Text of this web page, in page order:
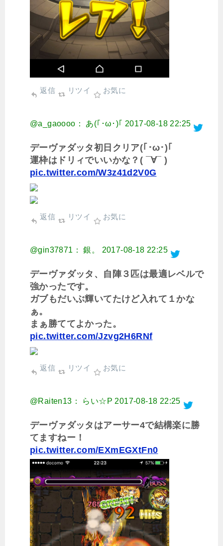
返信 リツイ お気に
@a_gaoooo： あ(｢･ω･)｢ 2017-08-18 22:25
デーヴァダッタ初日クリア(｢･ω･)｢
運枠はドリィでいいかな？( ¯∀¯ )
pic.twitter.com/W3z41d2V0G
返信 リツイ お気に
@gin37871： 銀。 2017-08-18 22:25
デーヴァダッタ、自陣３匹は最適レベルで
強かったです。
ガブもだいぶ輝いてたけど入れて１かな
ぁ。
まぁ勝ててよかった。
pic.twitter.com/Jzvg2H6RNf
返信 リツイ お気に
@Raiten13： らい☆P 2017-08-18 22:25
デーヴァダッタはアーサー4で結構楽に勝
てますねー！
pic.twitter.com/EXmEGXtFn0